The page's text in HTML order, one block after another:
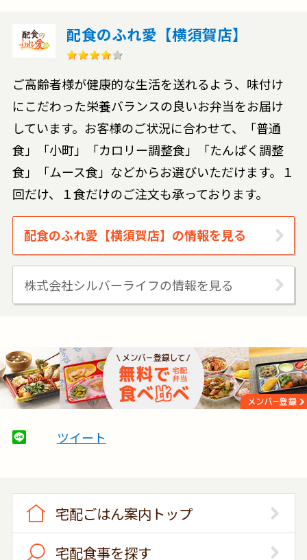
配食のふれ愛【横須賀店】
ご高齢者様が健康的な生活を送れるよう、味付け
にこだわった栄養バランスの良いお弁当をお届け
しています。お客様のご状況に合わせて、「普通
食」「小町」「カロリー調整食」「たんぱく調整
食」「ムース食」などからお選びいただけます。１
回だけ、１食だけのご注文も承っております。
配食のふれ愛【横須賀店】の情報を見る
株式会社シルバーライフの情報を見る
ツイート
宅配ごはん案内トップ
宅配食事を探す